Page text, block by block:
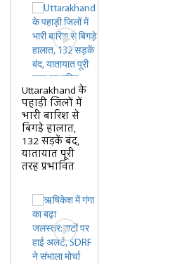
Uttarakhand के
पहाड़ी जिलों में
भारी बारिश से
बिगड़े हालात,
132 सड़कें बंद,
यातायात पूरी
तरह प्रभावित